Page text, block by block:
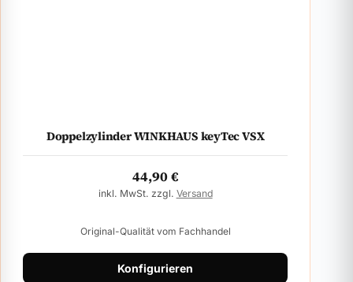
Doppelzylinder WINKHAUS keyTec VSX
44,90€
inkl. MwSt. zzgl. Versand
Original-Qualität vom Fachhandel
Konfigurieren